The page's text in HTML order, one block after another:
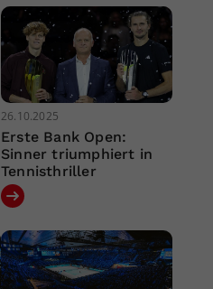
26.10.2025
Erste Bank Open:
Sinner triumphiert in
Tennisthriller